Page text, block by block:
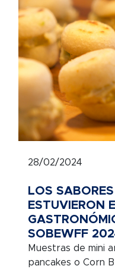
28/02/2024
LOS
ESTUVIERON
SOBEWFF
Muestras de mini
pancakes o Corn